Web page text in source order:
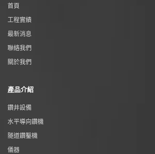
首頁
工程實績
最新消息
聯絡我們
關於我們
產品介紹
鑽井設備
水平導向鑽機
隧道鑽鑿機
儀器